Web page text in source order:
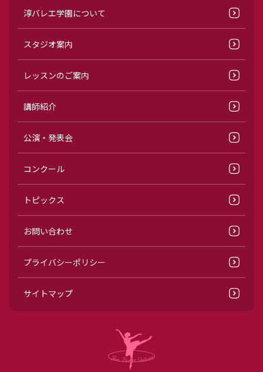
淳バレエ学園について
スタジオ案内
レッスンのご案内
講師紹介
公演・発表会
コンクール
トピックス
お問い合わせ
プライバシーポリシー
サイトマップ